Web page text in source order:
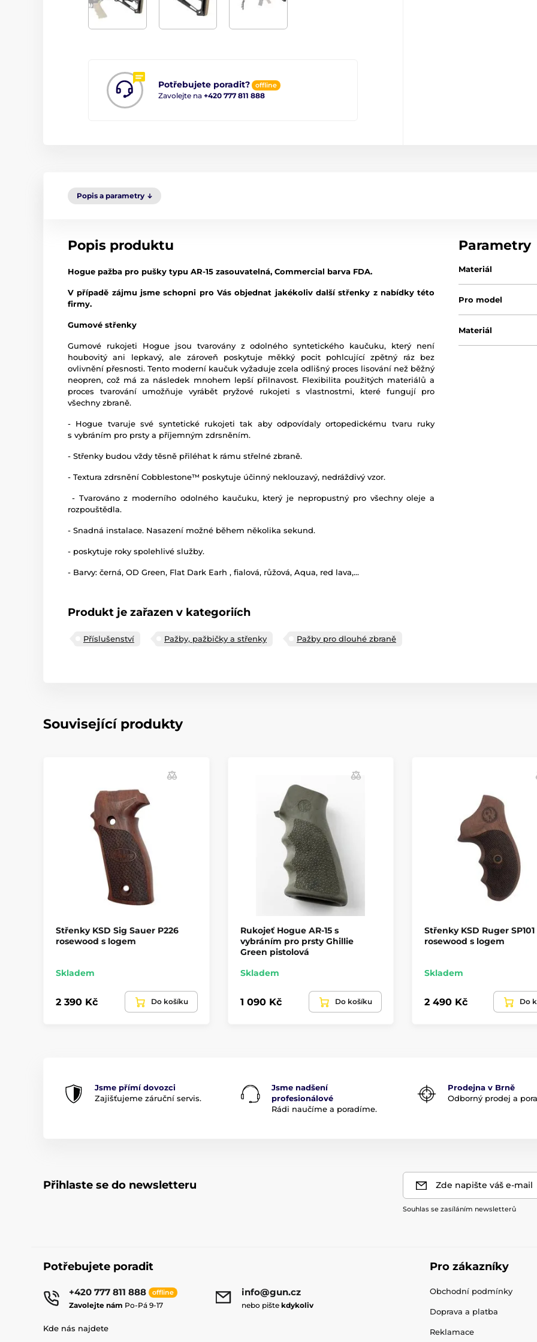
Potřebujete poradit? offline
Zavolejte na +420 777 811 888
Popis a parametry
Popis produktu
Hogue pažba pro pušky typu AR-15 zasouvatelná, Commercial barva FDA.
V případě zájmu jsme schopni pro Vás objednat jakékoliv další střenky z nabídky této
firmy.
Gumové střenky
Gumové rukojeti Hogue jsou tvarovány z odolného syntetického kaučuku, který není
houbovitý ani lepkavý, ale zároveň poskytuje měkký pocit pohlcující zpětný ráz bez
ovlivnění přesnosti. Tento moderní kaučuk vyžaduje zcela odlišný proces lisování než běžný
neopren, což má za následek mnohem lepší přilnavost. Flexibilita použitých materiálů a
proces tvarování umožňuje vyrábět pryžové rukojeti s vlastnostmi, které fungují pro
všechny zbraně.
- Hogue tvaruje své syntetické rukojeti tak aby odpovídaly ortopedickému tvaru ruky
s vybráním pro prsty a příjemným zdrsněním.
- Střenky budou vždy těsně přiléhat k rámu střelné zbraně.
- Textura zdrsnění Cobblestone™ poskytuje účinný neklouzavý, nedráždivý vzor.
- Tvarováno z moderního odolného kaučuku, který je nepropustný pro všechny oleje a
rozpouštědla.
- Snadná instalace. Nasazení možné během několika sekund.
- poskytuje roky spolehlivé služby.
- Barvy: černá, OD Green, Flat Dark Earh , fialová, růžová, Aqua, red lava,...
Produkt je zařazen v kategoriích
Příslušenství Pažby, pažbičky a střenky Pažby pro dlouhé zbraně
Parametry
Materiál
Pro model
Materiál
Související produkty
Střenky KSD Sig Sauer P226
rosewood s logem
Skladem
2 390 Kč Do košíku
Rukojeť Hogue AR-15 s
vybráním pro prsty Ghillie
Green pistolová
Skladem
1 090 Kč Do košíku
Střenky KSD Ruger SP101
rosewood s logem
Skladem
2 490 Kč Do
Jsme přímí dovozci
Zajišťujeme záruční servis.
Jsme nadšení
profesionálové
Rádi naučíme a poradíme.
Prodejna v Brně
Odborný prodej a
Přihlaste se do newsletteru Zde napište váš e-mail
Souhlas se zasíláním newsletterů
Potřebujete poradit
+420 777 811 888 offline
Zavolejte nám Po-Pá 9-17
info@gun.cz
nebo pište kdykoliv
Kde nás najdete
Pro zákazníky
Obchodní podmínky
Doprava a platba
Reklamace